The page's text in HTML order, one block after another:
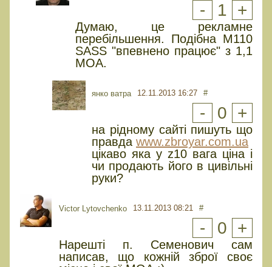
- 1 +
Думаю, це рекламне
перебільшення. Подібна M110
SASS "впевнено працює" з 1,1
МОА.
янко ватра 12.11.2013 16:27 #
- 0 +
на рідному сайті пишуть що
правда www.zbroyar.com.ua
цікаво яка у z10 вага ціна і
чи продають його в цивільні
руки?
Victor Lytovchenko 13.11.2013 08:21 #
- 0 +
Нарешті п. Семенович сам
написав, що кожній зброї своє